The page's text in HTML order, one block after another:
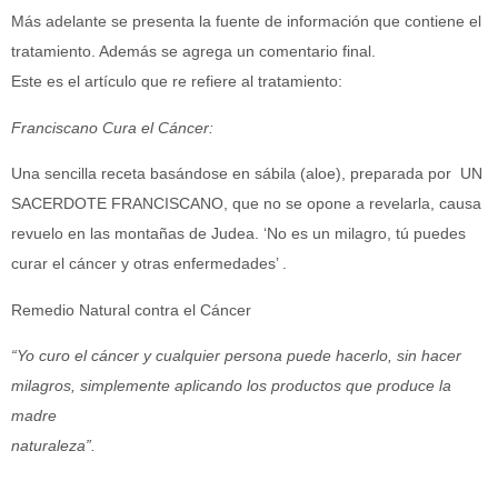
Más adelante se presenta la fuente de información que contiene el
tratamiento. Además se agrega un comentario final.
Este es el artículo que re refiere al tratamiento:
Franciscano Cura el Cáncer:
Una sencilla receta basándose en sábila (aloe), preparada por UN
SACERDOTE FRANCISCANO, que no se opone a revelarla, causa
revuelo en las montañas de Judea. ‘No es un milagro, tú puedes
curar el cáncer y otras enfermedades’ .
Remedio Natural contra el Cáncer
“Yo curo el cáncer y cualquier persona puede hacerlo, sin hacer
milagros, simplemente aplicando los productos que produce la
madre
naturaleza”.